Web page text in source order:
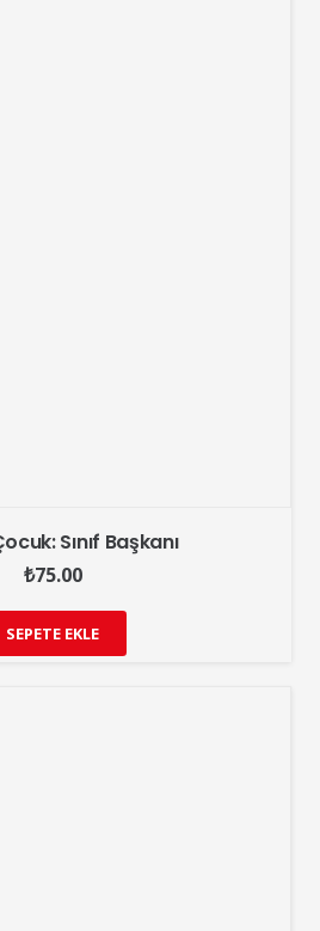
Sınıf Başkanı
₺75.00
SEPETE EKLE